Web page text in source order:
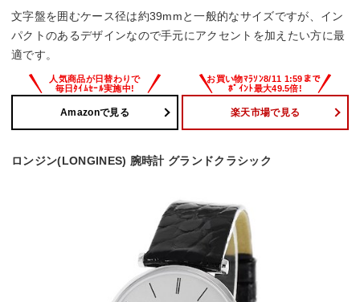
文字盤を囲むケース径は約39mmと一般的なサイズですが、イン
パクトのあるデザインなので手元にアクセントを加えたい方に最
適です。
Amazonで見る 楽天市場で見る
ロンジン(LONGINES) 腕時計 グランドクラシック